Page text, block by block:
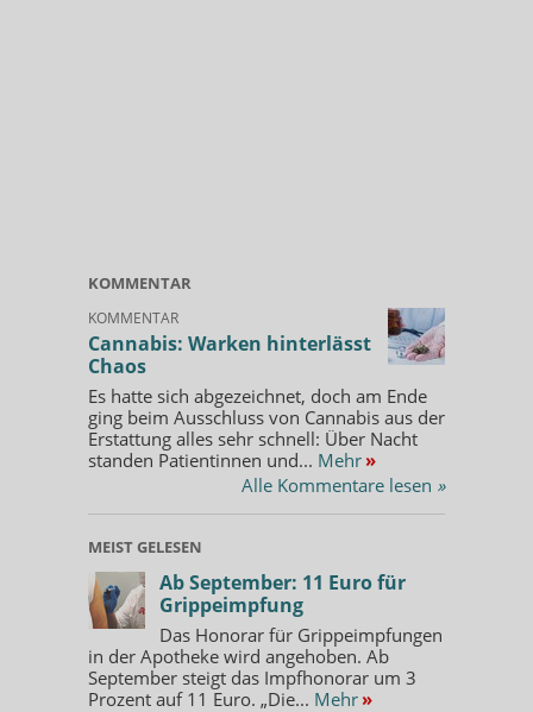
KOMMENTAR
KOMMENTAR
Cannabis: Warken hinterlässt
Chaos
Es hatte sich abgezeichnet, doch am Ende
ging beim Ausschluss von Cannabis aus der
Erstattung alles sehr schnell: Über Nacht
standen Patientinnen und... Mehr »
Alle Kommentare lesen »
MEIST GELESEN
Ab September: 11 Euro für
Grippeimpfung
Das Honorar für Grippeimpfungen
in der Apotheke wird angehoben. Ab
September steigt das Impfhonorar um 3
Prozent auf 11 Euro. „Die... Mehr »